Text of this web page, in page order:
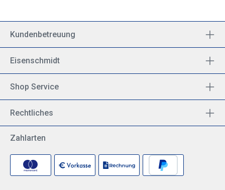
Kundenbetreuung
Eisenschmidt
Shop Service
Rechtliches
Zahlarten